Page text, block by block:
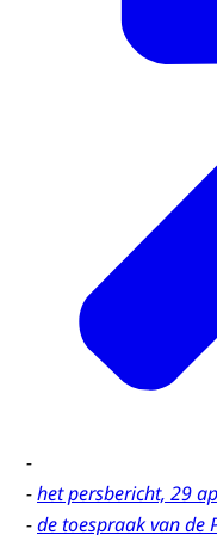
-
-het persbericht, 29
-de toespraak van de